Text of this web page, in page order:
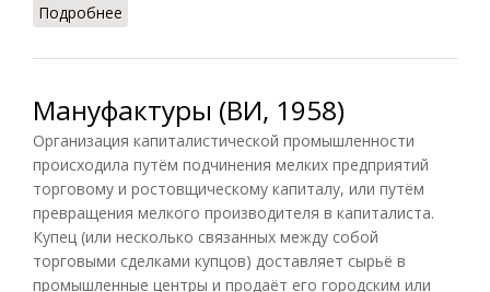
Подробнее
Мануфактуры (ВИ, 1958)
Организация капиталистической промышленности
происходила путём подчинения мелких предприятий
торговому и ростовщическому капиталу, или путём
превращения мелкого производителя в капиталиста.
Купец (или несколько связанных между собой
торговыми сделками купцов) доставляет сырьё в
промышленные центры и продаёт его городским или